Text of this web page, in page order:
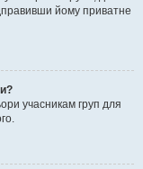
йому приватне
учасникам груп для